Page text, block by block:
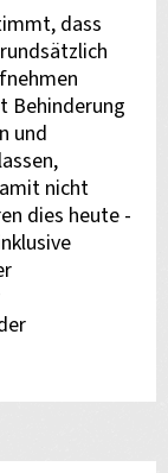
dass
Behinderung
und
nicht
dies heute -